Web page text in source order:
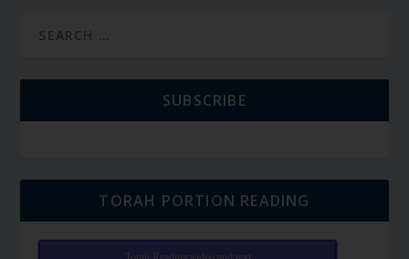
SUBSCRIBE
TORAH PORTION READING